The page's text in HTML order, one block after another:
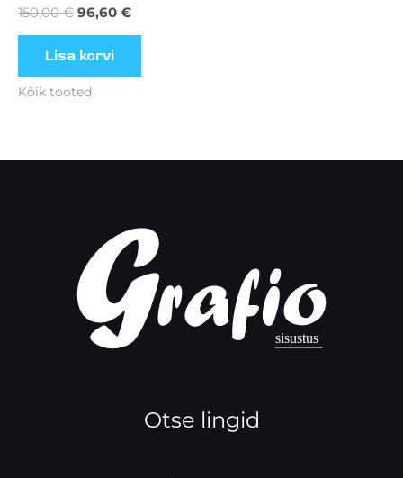
150,00€ 96,60 €
Lisa korvi
Kõik tooted
Otse lingid